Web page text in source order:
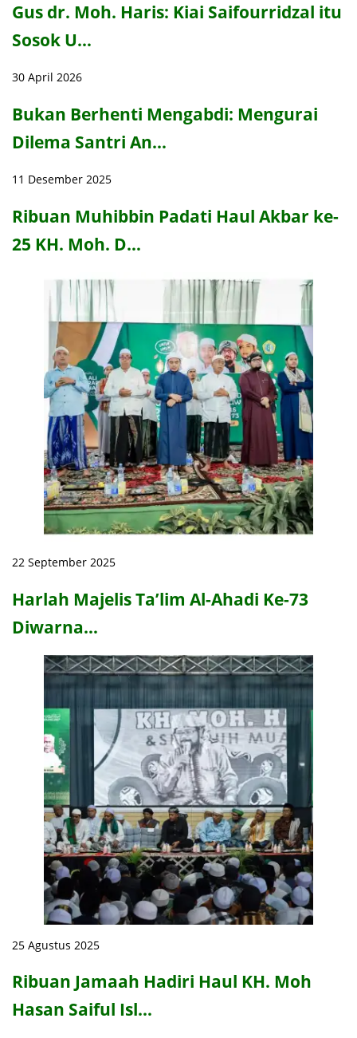
Gus dr. Moh. Haris: Kiai Saifourridzal itu
Sosok U…
30 April 2026
Bukan Berhenti Mengabdi: Mengurai
Dilema Santri An…
11 Desember 2025
Ribuan Muhibbin Padati Haul Akbar ke-
25 KH. Moh. D…
22 September 2025
Harlah Majelis Ta’lim Al-Ahadi Ke-73
Diwarna…
25 Agustus 2025
Ribuan Jamaah Hadiri Haul KH. Moh
Hasan Saiful Isl…